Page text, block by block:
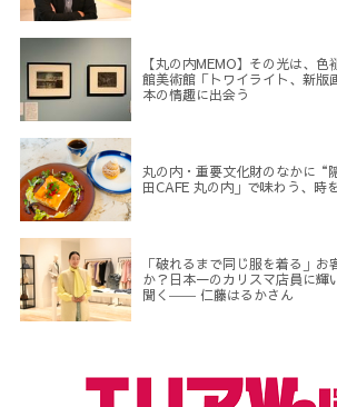
【丸の内MEMO】その光は、
館美術館「トワイライト、新版
本の情趣に出会う
丸の内・重要文化財のなかに“
田CAFE 丸の内」で味わう、時
「破れるまで同じ服を着る」お
か？日本一のカリスマ店員に輝
聞く―― 仁藤はるかさん